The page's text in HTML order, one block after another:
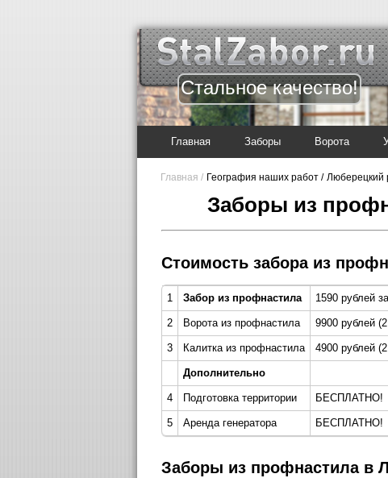
Стальное качество!
Главная Заборы Ворота
Главная / География наших работ / Люберецкий
Заборы из
Стоимость забора из
1 Забор из профнастила 1590 рублей
2 Ворота из профнастила 9900 рублей
3 Калитка из профнастила 4900 рублей
Дополнительно
4 Подготовка территории БЕСПЛАТНО!
5 Аренда генератора БЕСПЛАТНО!
Заборы из профнастила в